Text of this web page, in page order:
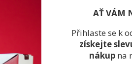
AŤ VÁM
Přihlaste se k
získejte
nákupna